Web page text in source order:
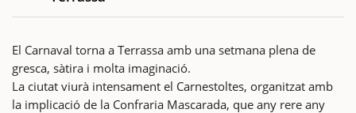
El Carnaval torna a Terrassa amb una setmana plena de
gresca, sàtira i molta imaginació.
La ciutat viurà intensament el Carnestoltes, organitzat amb
la implicació de la Confraria Mascarada, que any rere any